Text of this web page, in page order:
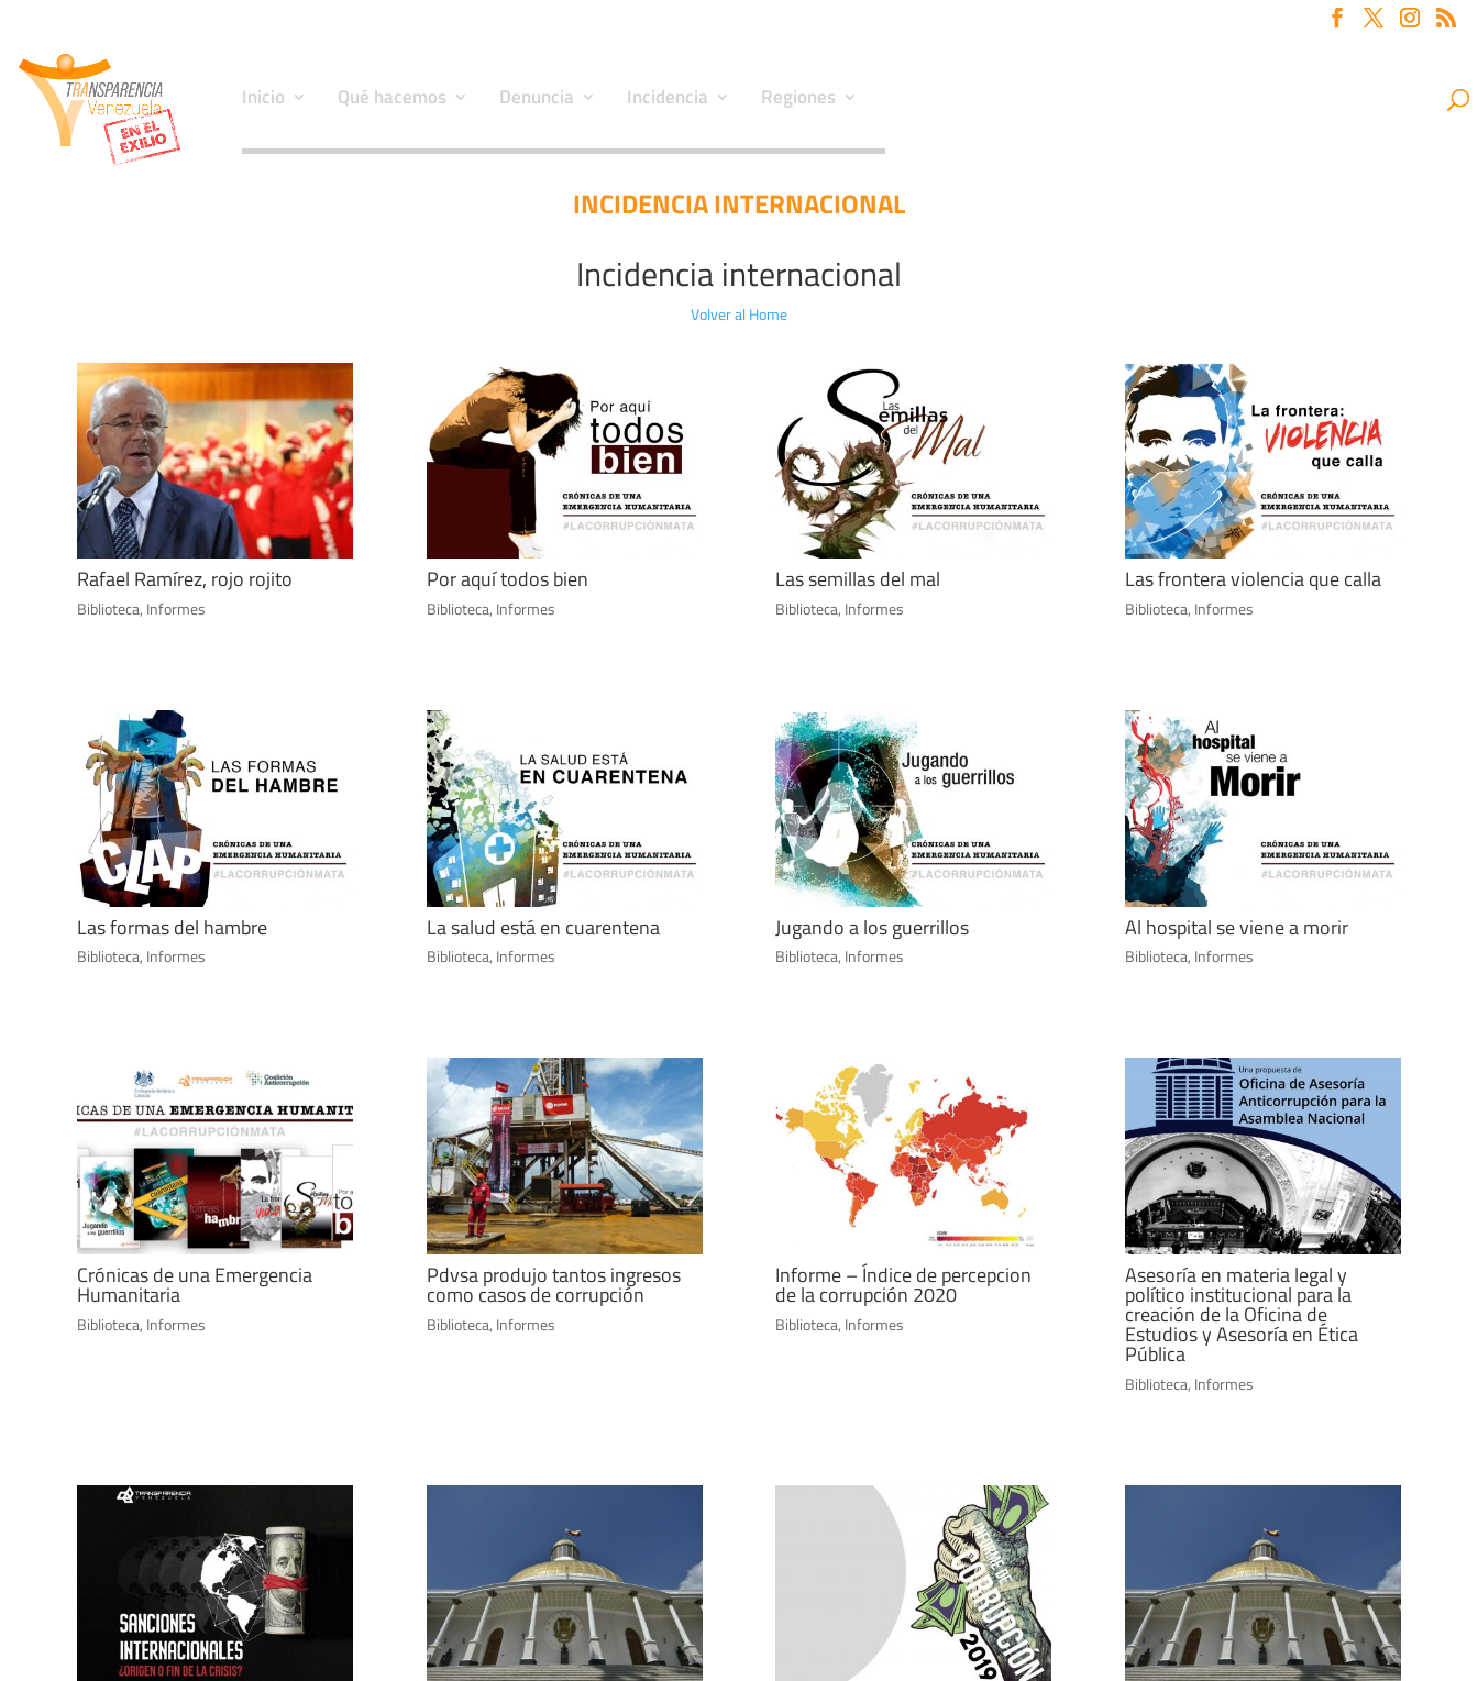
Inicio Qué hacemos Denuncia Incidencia Regiones
INCIDENCIA INTERNACIONAL
Incidencia internacional
Volver al Home
Rafael Ramírez, rojo rojito
Biblioteca, Informes
Por aquí todos bien
Biblioteca, Informes
Las semillas del mal
Biblioteca, Informes
Las frontera violencia que calla
Biblioteca, Informes
Las formas del hambre
Biblioteca, Informes
La salud está en cuarentena
Biblioteca, Informes
Jugando a los guerrillos
Biblioteca, Informes
Al hospital se viene a morir
Biblioteca, Informes
Crónicas de una Emergencia
Humanitaria
Biblioteca, Informes
Pdvsa produjo tantos ingresos
como casos de corrupción
Biblioteca, Informes
Informe – Índice de percepcion
de la corrupción 2020
Biblioteca, Informes
Asesoría en materia legal y
político institucional para la
creación de la Oficina de
Estudios y Asesoría en Ética
Pública
Biblioteca, Informes